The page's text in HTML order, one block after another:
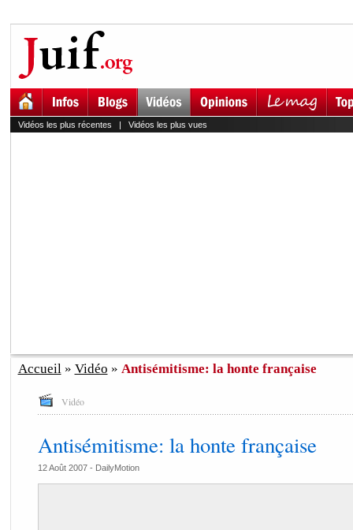
Vidéos les plus récentes | Vidéos les plus vues
Accueil» Vidéo » Antisémitisme: la honte française
Vidéo
Antisémitisme: la honte française
12 Août 2007 - DailyMotion